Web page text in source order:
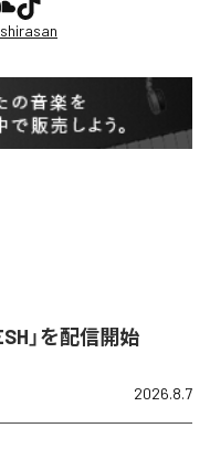
」を配信開始
2026.8.7